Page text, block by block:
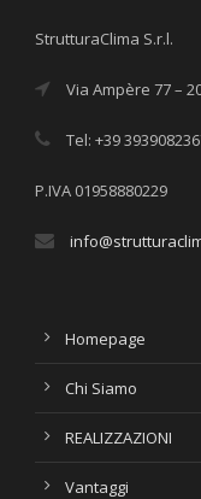
StrutturaClima S.r.l.
Via Ampère 77 –
Tel: +39
P.IVA 01958880229
Homepage
Chi Siamo
REALIZZAZIONI
Vantaggi